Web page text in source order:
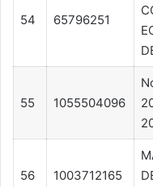
54 65796251
55 1055504096
56 1003712165